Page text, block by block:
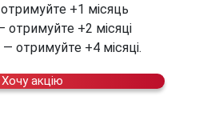
отримуйте +1 місяць
отримуйте +2 місяці
— отримуйте +4 місяці.
Хочу акцію